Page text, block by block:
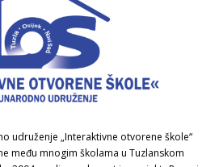
udruženje „Interaktivne otvorene škole“
među mnogim školama u Tuzlanskom